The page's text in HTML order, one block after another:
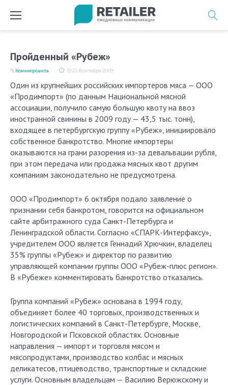
Пройденный «Рубеж»
10:21, 8 октября 2009
Коммерсантъ
Один из крупнейших российских импортеров мяса — ООО
«Продимпорт» (по данным Национальной мясной
ассоциации, получило самую большую квоту на ввоз
иностранной свинины в 2009 году — 43,5 тыс. тонн),
входящее в петербургскую группу «Рубеж», инициировало
собственное банкротство. Многие импортеры
оказываются на грани разорения из-за девальвации рубля,
при этом передача или продажа мясных квот другим
компаниям законодательно не предусмотрена.
ООО «Продимпорт» 6 октября подало заявление о
признании себя банкротом, говорится на официальном
сайте арбитражного суда Санкт-Петербурга и
Ленинградской области. Согласно «СПАРК-Интерфаксу»,
учредителем ООО является Геннадий Хрючкин, владелец
35% группы «Рубеж» и директор по развитию
управляющей компании группы ООО «Рубеж-плюс регион».
В «Рубеже» комментировать банкротство отказались.
Группа компаний «Рубеж» основана в 1994 году,
объединяет более 40 торговых, производственных и
логистических компаний в Санкт-Петербурге, Москве,
Новгородской и Псковской областях. Основные
направления — импорт и торговля мясом и
мясопродуктами, производство колбас и мясных
деликатесов, птицеводство, транспортные и складские
услуги. Основным владельцам — Василию Верюжскому и